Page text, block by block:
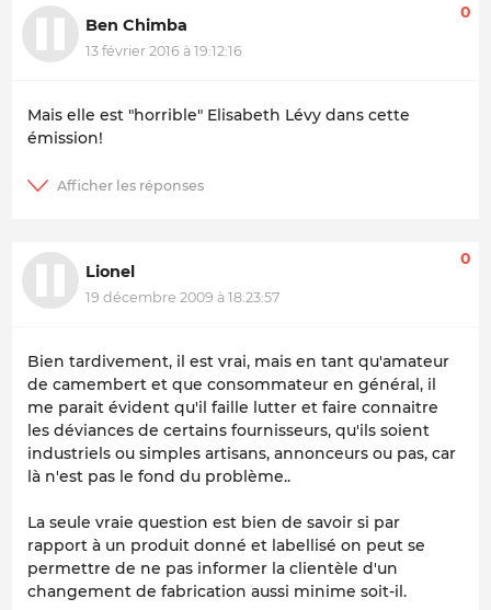
Ben Chimba
13 février 2016 à 19:12:16
0
Mais elle est "horrible" Elisabeth Lévy dans cette
émission!
Lionel
19 décembre 2009 à 18:23:57
0
Bien tardivement, il est vrai, mais en tant qu'amateur
de camembert et que consommateur en général, il
me parait évident qu'il faille lutter et faire connaitre
les déviances de certains fournisseurs, qu'ils soient
industriels ou simples artisans, annonceurs ou pas, car
là n'est pas le fond du problème..
La seule vraie question est bien de savoir si par
rapport à un produit donné et labellisé on peut se
permettre de ne pas informer la clientèle d'un
changement de fabrication aussi minime soit-il.